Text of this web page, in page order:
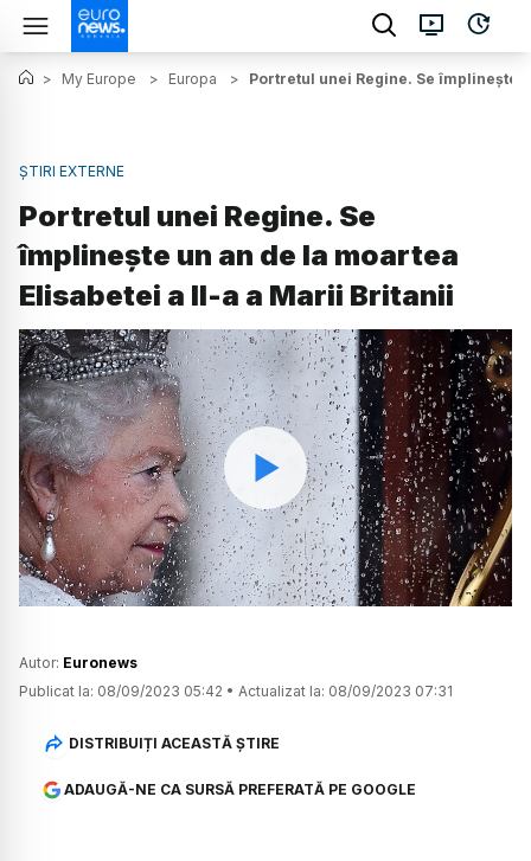
> My Europe > Europa > Portretul unei Regine. Se împlinește
ȘTIRI EXTERNE
Portretul unei Regine. Se
împlinește un an de la moartea
Elisabetei a II-a a Marii Britanii
Watch
Autor: Euronews
Publicat la: 08/09/2023 05:42 • Actualizat la: 08/09/2023 07:31
DISTRIBUIȚI ACEASTĂ ȘTIRE
ADAUGĂ-NE CA SURSĂ PREFERATĂ PE GOOGLE